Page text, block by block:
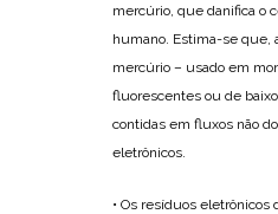
mercúrio, que danifica o
humano. Estima-se que,
mercúrio – usado em
fluorescentes ou de
contidas em fluxos não
eletrônicos.
• Os resíduos eletrônicos